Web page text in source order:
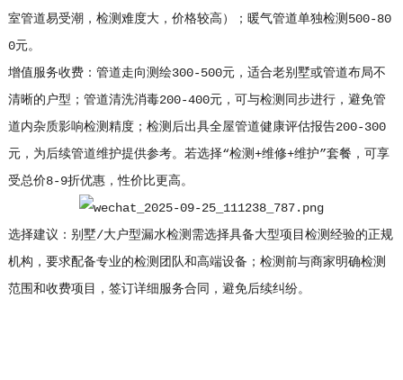
室管道易受潮，检测难度大，价格较高）；暖气管道单独检测500-80
0元。
增值服务收费：管道走向测绘300-500元，适合老别墅或管道布局不
清晰的户型；管道清洗消毒200-400元，可与检测同步进行，避免管
道内杂质影响检测精度；检测后出具全屋管道健康评估报告200-300
元，为后续管道维护提供参考。若选择“检测+维修+维护”套餐，可享
受总价8-9折优惠，性价比更高。
选择建议：别墅/大户型漏水检测需选择具备大型项目检测经验的正规
机构，要求配备专业的检测团队和高端设备；检测前与商家明确检测
范围和收费项目，签订详细服务合同，避免后续纠纷。